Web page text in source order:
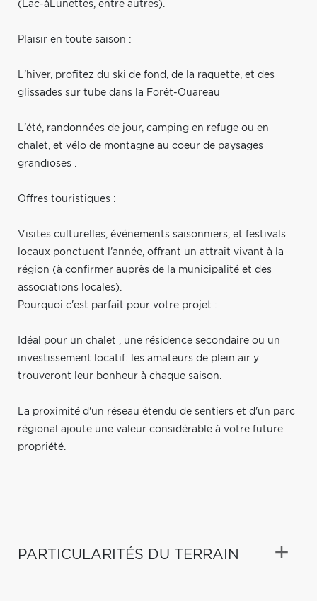
(Lac-àLunettes, entre autres).
Plaisir en toute saison :
L'hiver, profitez du ski de fond, de la raquette, et des
glissades sur tube dans la Forêt-Ouareau
L'été, randonnées de jour, camping en refuge ou en
chalet, et vélo de montagne au coeur de paysages
grandioses .
Offres touristiques :
Visites culturelles, événements saisonniers, et festivals
locaux ponctuent l'année, offrant un attrait vivant à la
région (à confirmer auprès de la municipalité et des
associations locales).
Pourquoi c'est parfait pour votre projet :
Idéal pour un chalet , une résidence secondaire ou un
investissement locatif: les amateurs de plein air y
trouveront leur bonheur à chaque saison.
La proximité d'un réseau étendu de sentiers et d'un parc
régional ajoute une valeur considérable à votre future
propriété.
PARTICULARITÉS DU TERRAIN